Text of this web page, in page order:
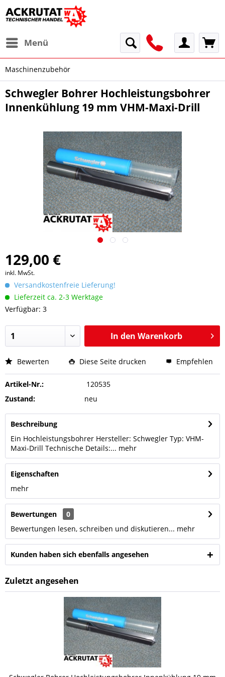
Menü
Maschinenzubehör
Schwegler Bohrer Hochleistungsbohrer
Innenkühlung 19 mm VHM-Maxi-Drill
129,00 €
inkl. MwSt.
Versandkostenfreie Lieferung!
Lieferzeit ca. 2-3 Werktage
Verfügbar: 3
In den Warenkorb
Bewerten Diese Seite drucken Empfehlen
Artikel-Nr.:
120535
Zustand:
neu
Beschreibung
Ein Hochleistungsbohrer Hersteller: Schwegler Typ: VHM-
Maxi-Drill Technische Details:... mehr
Eigenschaften
mehr
Bewertungen
0
Bewertungen lesen, schreiben und diskutieren... mehr
Kunden haben sich ebenfalls angesehen
Zuletzt angesehen